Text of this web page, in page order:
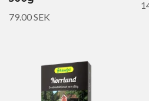
79.00 SEK